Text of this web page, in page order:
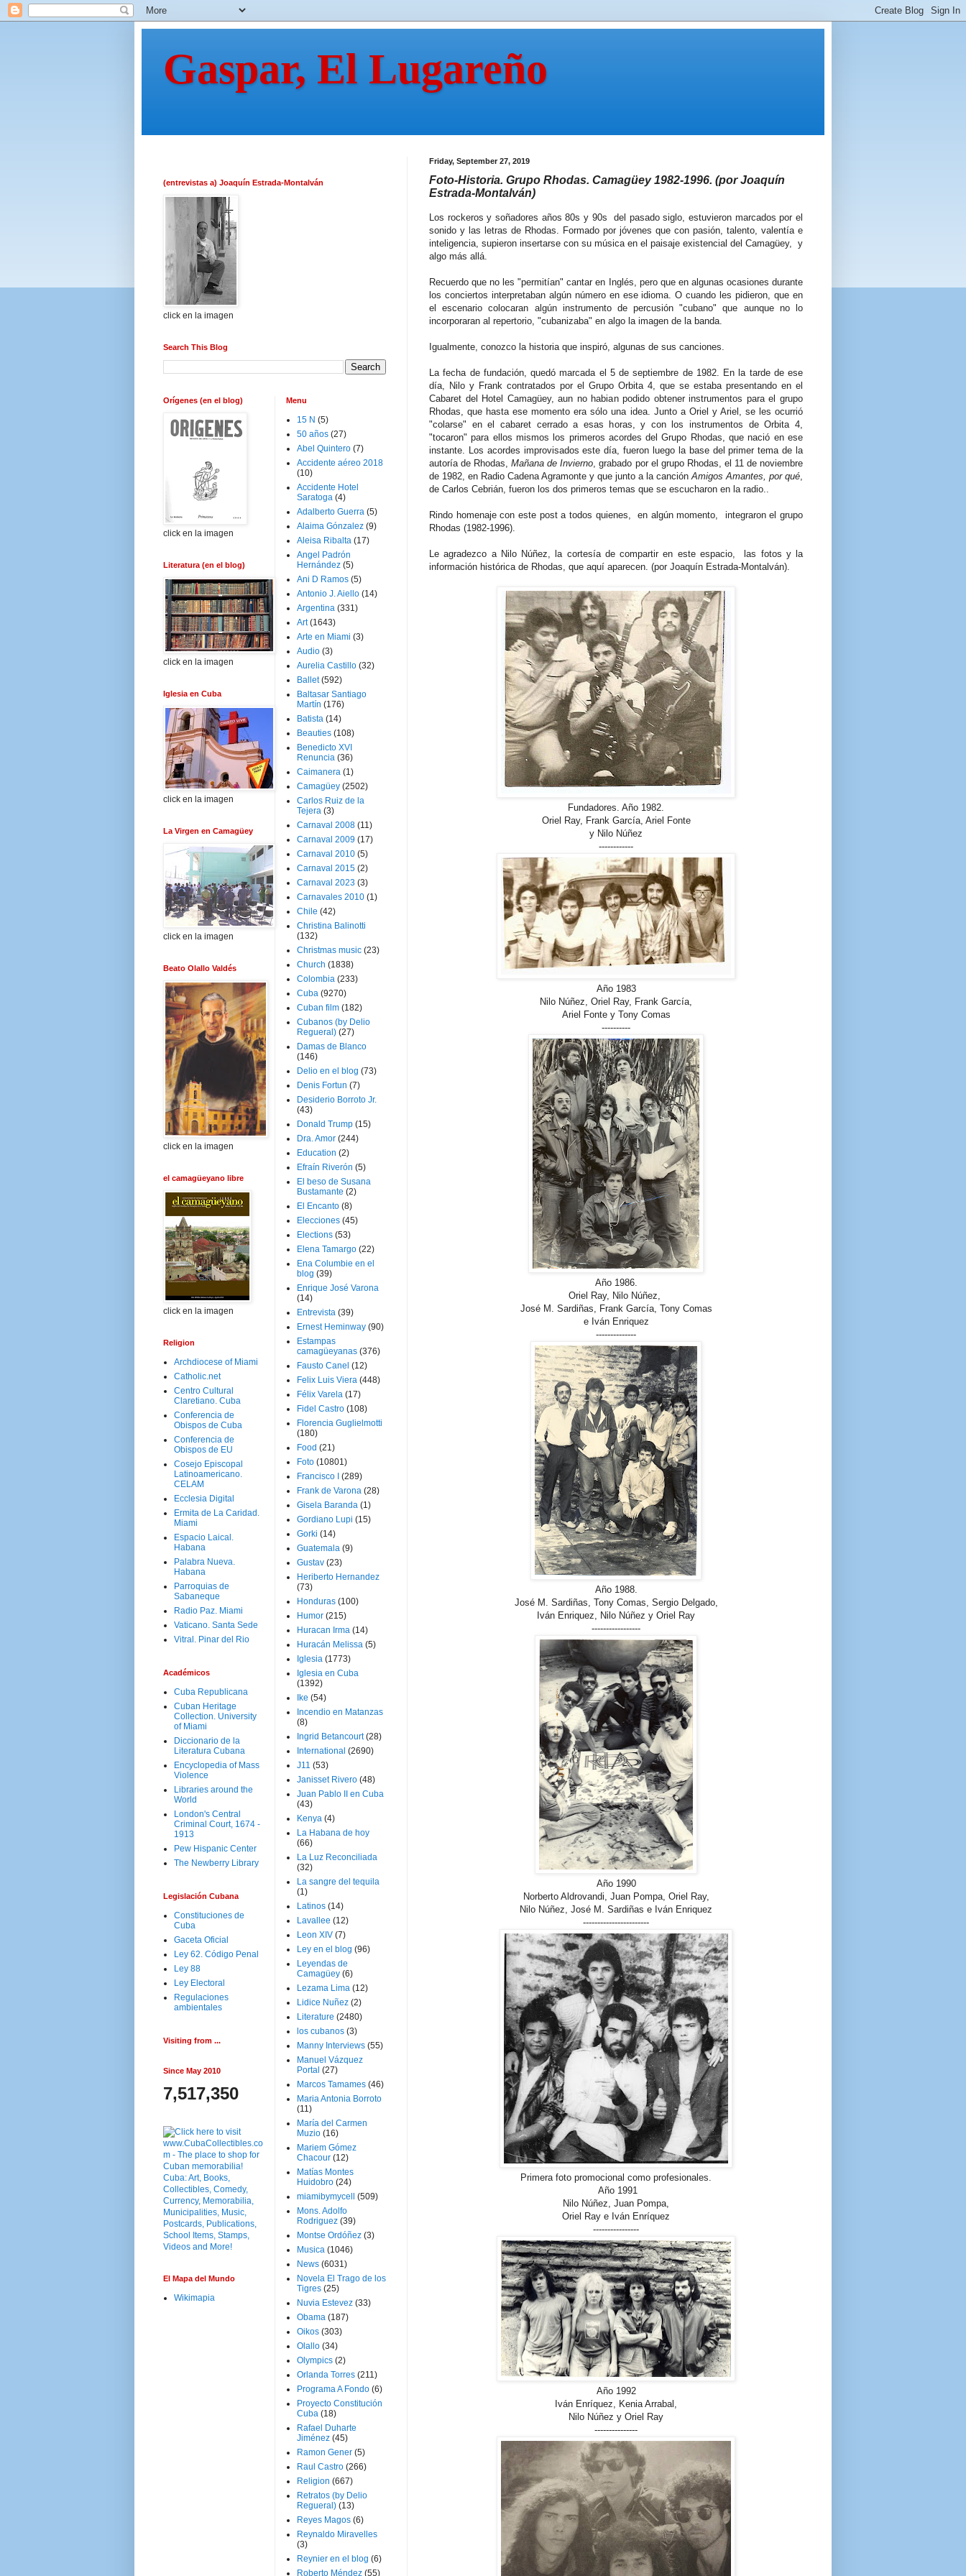
Gaspar, El Lugareño
Friday, September 27, 2019
Foto-Historia. Grupo Rhodas. Camagüey 1982-1996. (por Joaquín
Estrada-Montalván)
Los rockeros y soñadores años 80s y 90s del pasado siglo, estuvieron marcados por el
sonido y las letras de Rhodas. Formado por jóvenes que con pasión, talento, valentía e
inteligencia, supieron insertarse con su música en el paisaje existencial del Camagüey, y
algo más allá.
Recuerdo que no les "permitían" cantar en Inglés, pero que en algunas ocasiones durante
los conciertos interpretaban algún número en ese idioma. O cuando les pidieron, que en
el escenario colocaran algún instrumento de percusión "cubano" que aunque no lo
incorporaran al repertorio, "cubanizaba" en algo la imagen de la banda.
Igualmente, conozco la historia que inspiró, algunas de sus canciones.
La fecha de fundación, quedó marcada el 5 de septiembre de 1982. En la tarde de ese
día, Nilo y Frank contratados por el Grupo Orbita 4, que se estaba presentando en el
Cabaret del Hotel Camagüey, aun no habian podido obtener instrumentos para el grupo
Rhodas, que hasta ese momento era sólo una idea. Junto a Oriel y Ariel, se les ocurrió
"colarse" en el cabaret cerrado a esas horas, y con los instrumentos de Orbita 4,
"tocaron" para ellos mismos los primeros acordes del Grupo Rhodas, que nació en ese
instante. Los acordes improvisados este día, fueron luego la base del primer tema de la
autoría de Rhodas,Mañana de Invierno, grabado por el grupo Rhodas, el 11 de noviembre
de 1982, en Radio Cadena Agramonte y que junto a la canciónAmigos Amantes, por qué,
de Carlos Cebrián, fueron los dos primeros temas que se escucharon en la radio..
Rindo homenaje con este post a todos quienes, en algún momento, integraron el grupo
Rhodas (1982-1996).
Le agradezco a Nilo Núñez, la cortesía de compartir en este espacio, las fotos y la
información histórica de Rhodas, que aquí aparecen. (por Joaquín Estrada-Montalván).
Fundadores. Año 1982.
Oriel Ray, Frank García, Ariel Fonte
y Nilo Núñez
------------
Año 1983
Nilo Núñez, Oriel Ray, Frank García,
Ariel Fonte y Tony Comas
----------
Año 1986.
Oriel Ray, Nilo Núñez,
José M. Sardiñas, Frank García, Tony Comas
e Iván Enriquez
--------------
Año 1988.
José M. Sardiñas, Tony Comas, Sergio Delgado,
Iván Enriquez, Nilo Núñez y Oriel Ray
-----------------
Año 1990
Norberto Aldrovandi, Juan Pompa, Oriel Ray,
Nilo Núñez, José M. Sardiñas e Iván Enriquez
-----------------------
Primera foto promocional como profesionales.
Año 1991
Nilo Núñez, Juan Pompa,
Oriel Ray e Iván Enríquez
----------------
Año 1992
Iván Enríquez, Kenia Arrabal,
Nilo Núñez y Oriel Ray
---------------
(entrevistas a) Joaquín Estrada-Montalván
click en la imagen
Search This Blog
Orígenes (en el blog)
click en la imagen
Literatura (en el blog)
click en la imagen
Iglesia en Cuba
click en la imagen
La Virgen en Camagüey
click en la imagen
Beato Olallo Valdés
click en la imagen
el camagüeyano libre
click en la imagen
Religion
Archdiocese of Miami
Catholic.net
Centro Cultural
Claretiano. Cuba
Conferencia de
Obispos de Cuba
Conferencia de
Obispos de EU
Cosejo Episcopal
Latinoamericano.
CELAM
Ecclesia Digital
Ermita de La Caridad.
Miami
Espacio Laical.
Habana
Palabra Nueva.
Habana
Parroquias de
Sabaneque
Radio Paz. Miami
Vaticano. Santa Sede
Vitral. Pinar del Rio
Académicos
Cuba Republicana
Cuban Heritage
Collection. University
of Miami
Diccionario de la
Literatura Cubana
Encyclopedia of Mass
Violence
Libraries around the
World
London's Central
Criminal Court, 1674 -
1913
Pew Hispanic Center
The Newberry Library
Legislación Cubana
Constituciones de
Cuba
Gaceta Oficial
Ley 62. Código Penal
Ley 88
Ley Electoral
Regulaciones
ambientales
Visiting from ...
Since May 2010
7,517,350
El Mapa del Mundo
Wikimapia
Menu
15 N (5)
50 años (27)
Abel Quintero (7)
Accidente aéreo 2018
(10)
Accidente Hotel
Saratoga (4)
Adalberto Guerra (5)
Alaima Gónzalez (9)
Aleisa Ribalta (17)
Angel Padrón
Hernández (5)
Ani D Ramos (5)
Antonio J. Aiello (14)
Argentina (331)
Art (1643)
Arte en Miami (3)
Audio (3)
Aurelia Castillo (32)
Ballet (592)
Baltasar Santiago
Martín (176)
Batista (14)
Beauties (108)
Benedicto XVI
Renuncia (36)
Caimanera (1)
Camagüey (2502)
Carlos Ruiz de la
Tejera (3)
Carnaval 2008 (11)
Carnaval 2009 (17)
Carnaval 2010 (5)
Carnaval 2015 (2)
Carnaval 2023 (3)
Carnavales 2010 (1)
Chile (42)
Christina Balinotti
(132)
Christmas music (23)
Church (1838)
Colombia (233)
Cuba (9270)
Cuban film (182)
Cubanos (by Delio
Regueral) (27)
Damas de Blanco
(146)
Delio en el blog (73)
Denis Fortun (7)
Desiderio Borroto Jr.
(43)
Donald Trump (15)
Dra. Amor (244)
Education (2)
Efraín Riverón (5)
El beso de Susana
Bustamante (2)
El Encanto (8)
Elecciones (45)
Elections (53)
Elena Tamargo (22)
Ena Columbie en el
blog (39)
Enrique José Varona
(14)
Entrevista (39)
Ernest Heminway (90)
Estampas
camagüeyanas (376)
Fausto Canel (12)
Felix Luis Viera (448)
Félix Varela (17)
Fidel Castro (108)
Florencia Guglielmotti
(180)
Food (21)
Foto (10801)
Francisco I
(289)
Frank de Varona (28)
Gisela Baranda (1)
Gordiano Lupi (15)
Gorki (14)
Guatemala (9)
Gustav (23)
Heriberto Hernandez
(73)
Honduras (100)
Humor (215)
Huracan Irma (14)
Huracán Melissa (5)
Iglesia (1773)
Iglesia en Cuba
(1392)
Ike (54)
Incendio en Matanzas
(8)
Ingrid Betancourt (28)
International (2690)
J11 (53)
Janisset Rivero (48)
Juan Pablo II en Cuba
(43)
Kenya (4)
La Habana de hoy
(66)
La Luz Reconciliada
(32)
La sangre del tequila
(1)
Latinos (14)
Lavallee (12)
Leon XIV (7)
Ley en el blog (96)
Leyendas de
Camagüey (6)
Lezama Lima (12)
Lidice Nuñez (2)
Literature (2480)
los cubanos (3)
Manny Interviews (55)
Manuel Vázquez
Portal (27)
Marcos Tamames (46)
Maria Antonia Borroto
(11)
María del Carmen
Muzio (16)
Mariem Gómez
Chacour (12)
Matías Montes
Huidobro (24)
miamibymycell
(509)
Mons. Adolfo
Rodriguez (39)
Montse Ordóñez (3)
Musica (1046)
News (6031)
Novela El Trago de los
Tigres (25)
Nuvia Estevez (33)
Obama (187)
Oikos (303)
Olallo (34)
Olympics (2)
Orlanda Torres (211)
Programa A Fondo (6)
Proyecto Constitución
Cuba (18)
Rafael Duharte
Jiménez (45)
Ramon Gener (5)
Raul Castro (266)
Religion (667)
Retratos (by Delio
Regueral) (13)
Reyes Magos (6)
Reynaldo Miravelles
(3)
Reynier en el blog (6)
Roberto Méndez (55)